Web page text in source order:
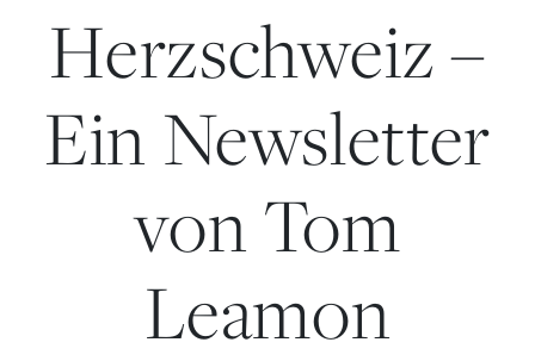
Herzschweiz –
Ein Newsletter
von Tom
Leamon